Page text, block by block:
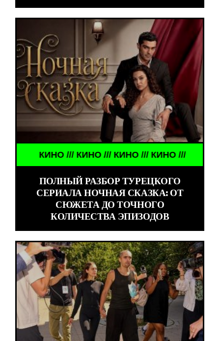
КИНО /// КИНО /// КИНО /// КИНО ///
ПОЛНЫЙ РАЗБОР ТУРЕЦКОГО
СЕРИАЛА НОЧНАЯ СКАЗКА: ОТ
СЮЖЕТА ДО ТОЧНОГО
КОЛИЧЕСТВА ЭПИЗОДОВ